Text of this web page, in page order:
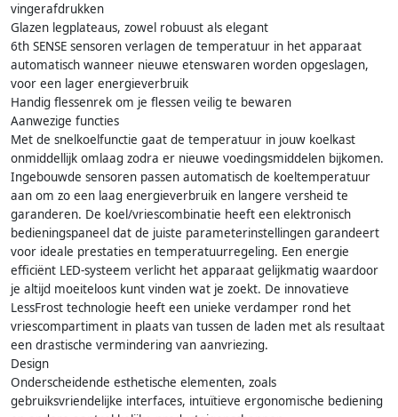
vingerafdrukken
Glazen legplateaus, zowel robuust als elegant
6th SENSE sensoren verlagen de temperatuur in het apparaat
automatisch wanneer nieuwe etenswaren worden opgeslagen,
voor een lager energieverbruik
Handig flessenrek om je flessen veilig te bewaren
Aanwezige functies
Met de snelkoelfunctie gaat de temperatuur in jouw koelkast
onmiddellijk omlaag zodra er nieuwe voedingsmiddelen bijkomen.
Ingebouwde sensoren passen automatisch de koeltemperatuur
aan om zo een laag energieverbruik en langere versheid te
garanderen. De koel/vriescombinatie heeft een elektronisch
bedieningspaneel dat de juiste parameterinstellingen garandeert
voor ideale prestaties en temperatuurregeling. Een energie
efficiënt LED-systeem verlicht het apparaat gelijkmatig waardoor
je altijd moeiteloos kunt vinden wat je zoekt. De innovatieve
LessFrost technologie heeft een unieke verdamper rond het
vriescompartiment in plaats van tussen de laden met als resultaat
een drastische vermindering van aanvriezing.
Design
Onderscheidende esthetische elementen, zoals
gebruiksvriendelijke interfaces, intuïtieve ergonomische bediening